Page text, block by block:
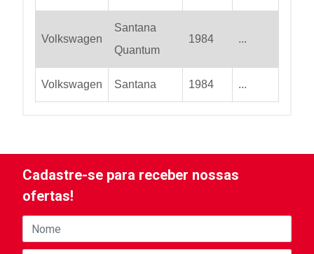
Volkswagen
Santana
Quantum
1984 ...
Volkswagen Santana 1984 ...
Cadastre-se para receber nossas
ofertas!